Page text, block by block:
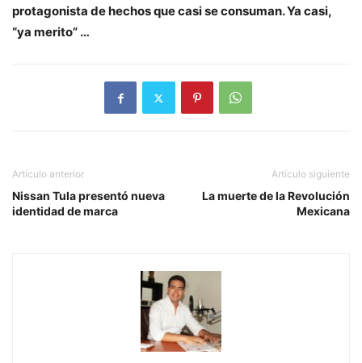
protagonista de hechos que casi se consuman. Ya casi,
“ya merito” …
Artículo anterior
Nissan Tula presentó nueva
identidad de marca
Artículo siguiente
La muerte de la Revolución
Mexicana